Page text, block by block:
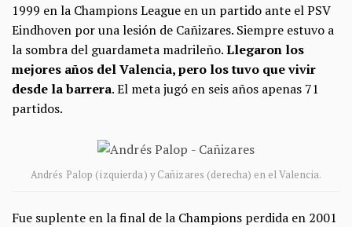
1999 en la Champions League en un partido ante el PSV
Eindhoven por una lesión de Cañizares. Siempre estuvo a
la sombra del guardameta madrileño.Llegaron los
mejores años del Valencia, pero los tuvo que vivir
desde la barrera. El meta jugó en seis años apenas 71
partidos.
Andrés Palop (izquierda) y Cañizares (derecha) en el Valencia.
Fue suplente en la final de la Champions perdida en 2001